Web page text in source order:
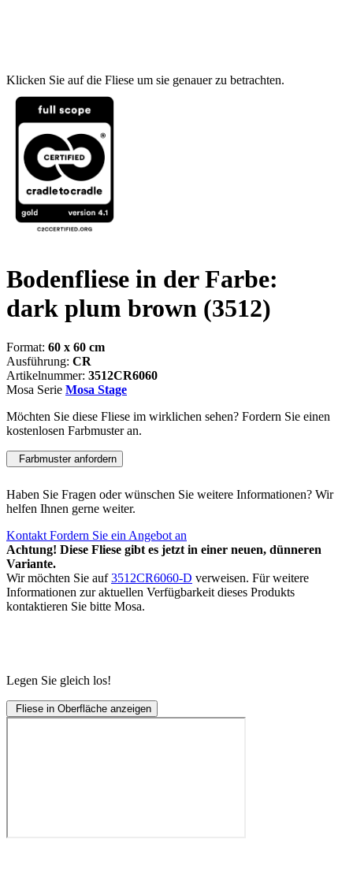
Klicken Sie auf die Fliese um sie genauer zu betrachten.
Bodenfliese in der Farbe:
dark plum brown (3512)
Format: 60 x 60 cm
Ausführung: CR
Artikelnummer: 3512CR6060
Mosa Serie Mosa Stage
Möchten Sie diese Fliese im wirklichen sehen? Fordern Sie einen
kostenlosen Farbmuster an.
Farbmuster anfordern
Haben Sie Fragen oder wünschen Sie weitere Informationen? Wir
helfen Ihnen gerne weiter.
Kontakt Fordern Sie ein Angebot an
Achtung! Diese Fliese gibt es jetzt in einer neuen, dünneren
Variante.
Wir möchten Sie auf3512CR6060-D verweisen. Für weitere
Informationen zur aktuellen Verfügbarkeit dieses Produkts
kontaktieren Sie bitte Mosa.
Legen Sie gleich los!
Fliese in Oberfläche anzeigen